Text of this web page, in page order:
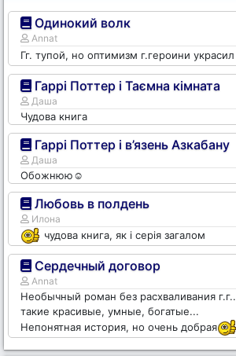
Одинокий волк
Annat
Гг. тупой, но оптимизм г.героини
Гаррі Поттер і Таємна кімната
Даша
Чудова книга
Гаррі Поттер і в’язень Азкабану
Даша
Обожнюю☺️
Любовь в полдень
Илона
чудова книга, як і серія загалом
Сердечный договор
Annat
Необычный роман без расхваливания
такие красивые, умные, богатые...
Непонятная история, но очень добрая